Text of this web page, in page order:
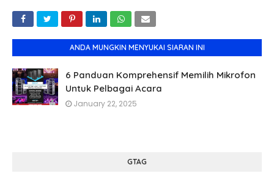
ANDA MUNGKIN MENYUKAI SIARAN INI
6 Panduan Komprehensif Memilih Mikrofon
Untuk Pelbagai Acara
January 22, 2025
GTAG